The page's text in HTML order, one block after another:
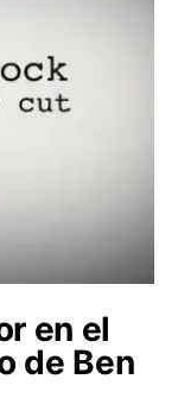
en el
de Ben